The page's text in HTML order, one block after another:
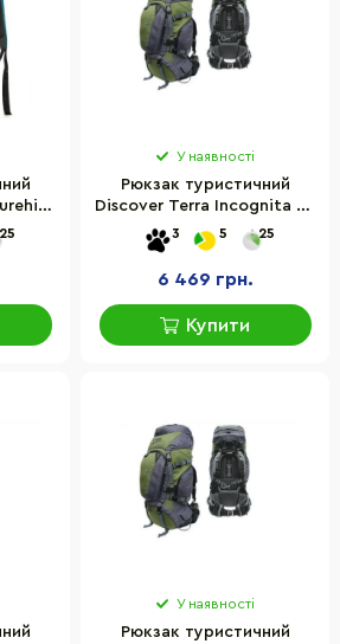
л
25
У наявності
Рюкзак туристичний
Discover Terra Incognita ti-
392, 100 л
3 5 25
6 469 грн.
Купити
У наявності
Рюкзак туристичний